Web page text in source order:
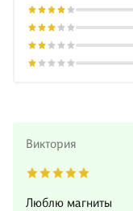
Виктория
Люблю магниты